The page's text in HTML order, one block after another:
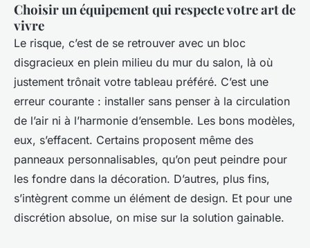
Choisir un équipement qui respecte votre art de
vivre
Le risque, c’est de se retrouver avec un bloc
disgracieux en plein milieu du mur du salon, là où
justement trônait votre tableau préféré. C’est une
erreur courante : installer sans penser à la circulation
de l’air ni à l’harmonie d’ensemble. Les bons modèles,
eux, s’effacent. Certains proposent même des
panneaux personnalisables, qu’on peut peindre pour
les fondre dans la décoration. D’autres, plus fins,
s’intègrent comme un élément de design. Et pour une
discrétion absolue, on mise sur la solution gainable.